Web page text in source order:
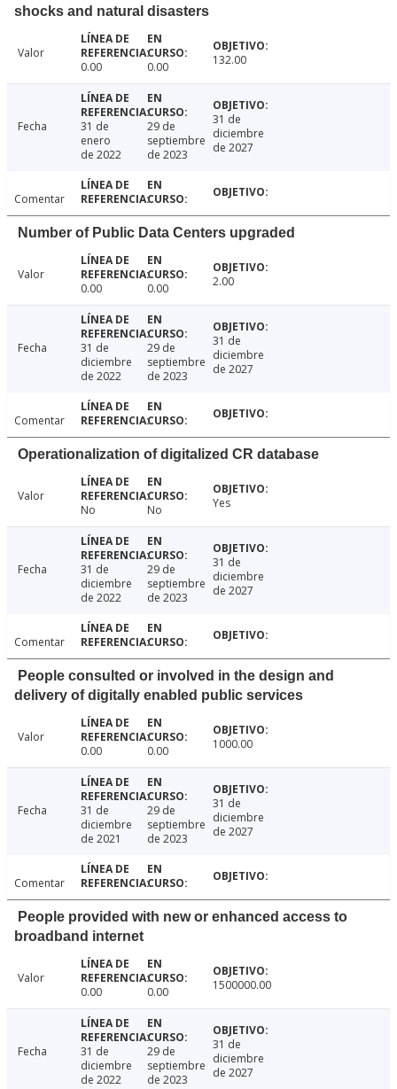
shocks and natural disasters
Valor
0.00
0.00 132.00
Fecha
31 de
enero
de 2022
29 de
septiembre
de 2023
31 de
diciembre
de 2027
Comentar
Number of Public Data Centers upgraded
Valor
0.00
0.00 2.00
Fecha
31 de
diciembre
de 2022
29 de
septiembre
de 2023
31 de
diciembre
de 2027
Comentar
Operationalization of digitalized CR database
Valor
No
No Yes
Fecha
31 de
diciembre
de 2022
29 de
septiembre
de 2023
31 de
diciembre
de 2027
Comentar
People consulted or involved in the design and
delivery of digitally enabled public services
Valor
0.00
0.00 1000.00
Fecha
31 de
diciembre
de 2021
29 de
septiembre
de 2023
31 de
diciembre
de 2027
Comentar
People provided with new or enhanced access to
broadband internet
Valor
0.00
0.00 1500000.00
Fecha
31 de
diciembre
de 2022
29 de
septiembre
de 2023
31 de
diciembre
de 2027